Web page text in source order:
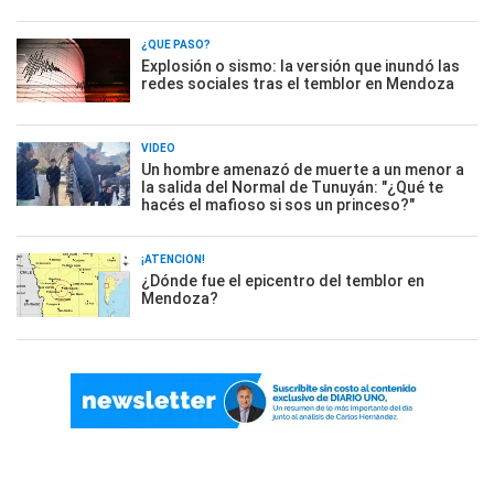
¿QUÉ PASÓ?
Explosión o sismo: la versión que inundó las
redes sociales tras el temblor en Mendoza
VIDEO
Un hombre amenazó de muerte a un menor a
la salida del Normal de Tunuyán: "¿Qué te
hacés el mafioso si sos un princeso?"
¡ATENCIÓN!
¿Dónde fue el epicentro del temblor en
Mendoza?